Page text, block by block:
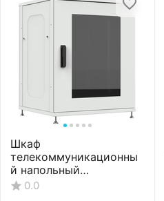
телекоммуникационны
й напольный
ШТНП-18U-800-1000-
П2П-RAL7035
0.0
52 99600 ₽